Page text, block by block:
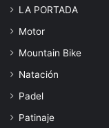
LA PORTADA
Motor
Mountain Bike
Natación
Padel
Patinaje